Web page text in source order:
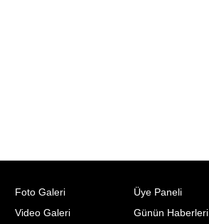
Foto Galeri
Video Galeri
Üye Paneli
Günün Haberleri